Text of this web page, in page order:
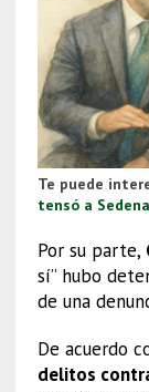
Te puede
tensó a
Por su parte,
sí” hubo
de una
De acuerdo
delitos